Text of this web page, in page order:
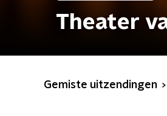
Theater
Gemiste uitzendingen